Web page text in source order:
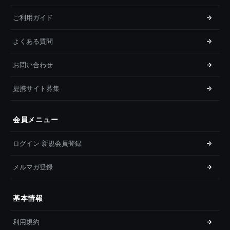
ご利用ガイド
よくある質問
お問い合わせ
提携サイト募集
会員メニュー
ログイン 新規会員登録
メルマガ登録
基本情報
利用規約